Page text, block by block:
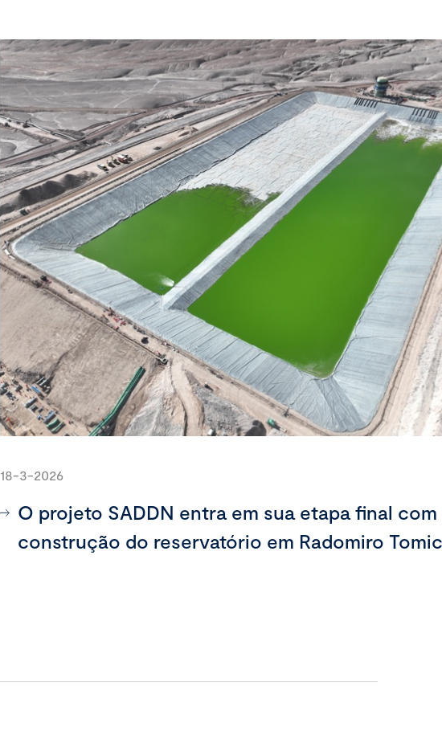
18-3-2026
O projeto SADDN entra em sua etapa final com
construção do reservatório em Radomiro Tomic